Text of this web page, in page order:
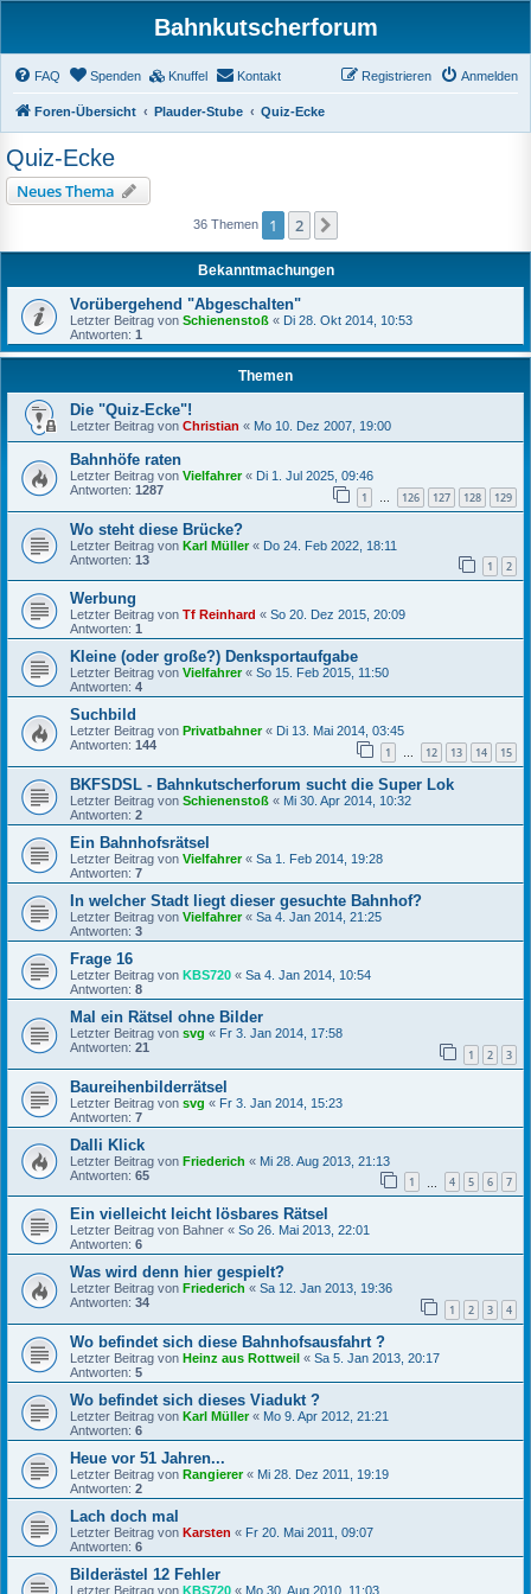
Bahnkutscherforum
FAQ Spenden Knuffel Kontakt Anmelden
Registrieren
Foren-Übersicht Plauder-Stube Quiz-Ecke
Quiz-Ecke
Neues Thema
36 Themen 1 2
Bekanntmachungen
Vorübergehend "Abgeschalten"
Letzter Beitrag von Schienenstoß « Di 28. Okt 2014, 10:53
Antworten: 1
Themen
Die "Quiz-Ecke"!
Letzter Beitrag von Christian « Mo 10. Dez 2007, 19:00
Bahnhöfe raten
Letzter Beitrag von Vielfahrer« Di 1. Jul 2025, 09:46
Antworten: 1287 1 … 126 127 128 129
Wo steht diese Brücke?
Letzter Beitrag von Karl Müller« Do 24. Feb 2022, 18:11
Antworten: 13 1 2
Werbung
Letzter Beitrag von Tf Reinhard « So 20. Dez 2015, 20:09
Antworten: 1
Kleine (oder große?) Denksportaufgabe
Letzter Beitrag von Vielfahrer« So 15. Feb 2015, 11:50
Antworten: 4
Suchbild
Letzter Beitrag von Privatbahner« Di 13. Mai 2014, 03:45
Antworten: 144 1 … 12 13 14 15
BKFSDSL - Bahnkutscherforum sucht die Super Lok
Letzter Beitrag von Schienenstoß « Mi 30. Apr 2014, 10:32
Antworten: 2
Ein Bahnhofsrätsel
Letzter Beitrag von Vielfahrer« Sa 1. Feb 2014, 19:28
Antworten: 7
In welcher Stadt liegt dieser gesuchte Bahnhof?
Letzter Beitrag von Vielfahrer« Sa 4. Jan 2014, 21:25
Antworten: 3
Frage 16
Letzter Beitrag von KBS720 « Sa 4. Jan 2014, 10:54
Antworten: 8
Mal ein Rätsel ohne Bilder
Letzter Beitrag von svg « Fr 3. Jan 2014, 17:58
Antworten: 21 1 2 3
Baureihenbilderrätsel
Letzter Beitrag von svg « Fr 3. Jan 2014, 15:23
Antworten: 7
Dalli Klick
Letzter Beitrag von Friederich « Mi 28. Aug 2013, 21:13
Antworten: 65 1 4 5 6 7
Ein vielleicht leicht lösbares Rätsel
Letzter Beitrag von Bahner « So 26. Mai 2013, 22:01
Antworten: 6
Was wird denn hier gespielt?
Letzter Beitrag von Friederich « Sa 12. Jan 2013, 19:36
Antworten: 34 1 2 3 4
Wo befindet sich diese Bahnhofsausfahrt ?
Letzter Beitrag von Heinz aus Rottweil « Sa 5. Jan 2013, 20:17
Antworten: 5
Wo befindet sich dieses Viadukt ?
Letzter Beitrag von Karl Müller« Mo 9. Apr 2012, 21:21
Antworten: 6
Heue vor 51 Jahren...
Letzter Beitrag von Rangierer« Mi 28. Dez 2011, 19:19
Antworten: 2
Lach doch mal
Letzter Beitrag von Karsten « Fr 20. Mai 2011, 09:07
Antworten: 6
Bilderästel 12 Fehler
Letzter Beitrag von KBS720 « Mo 30. Aug 2010, 11:03